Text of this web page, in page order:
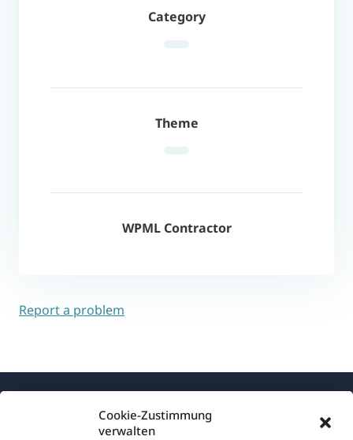
Cookie-Zustimmung
verwalten
Category
Theme
WPML Contractor
Report a problem